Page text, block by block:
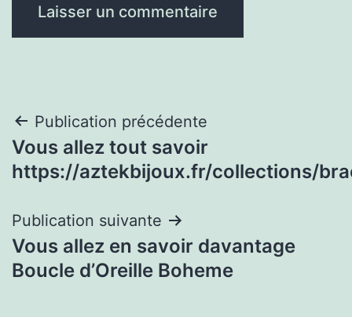
Navigation
de
Publication précédente
Vous allez tout savoir
https://aztekbijoux.fr/collections/
Publication suivante
Vous allez en savoir davantage
Boucle d’Oreille Boheme